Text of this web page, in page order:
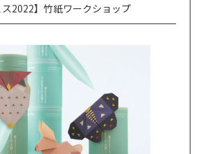
ス2022】竹紙ワークショップ